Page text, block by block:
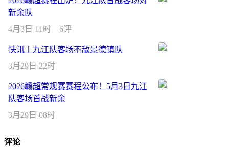
新余队
4月3日 11时
6评
快讯丨九江队客场不敌景德镇队
3月29日 22时
2026赣超常规赛赛程公布！5月3日九江
队客场首战新余
3月29日 08时
评论